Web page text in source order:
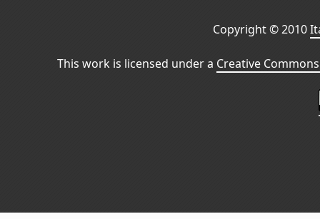
Copyright © 2010
This work is licensed under a Creative